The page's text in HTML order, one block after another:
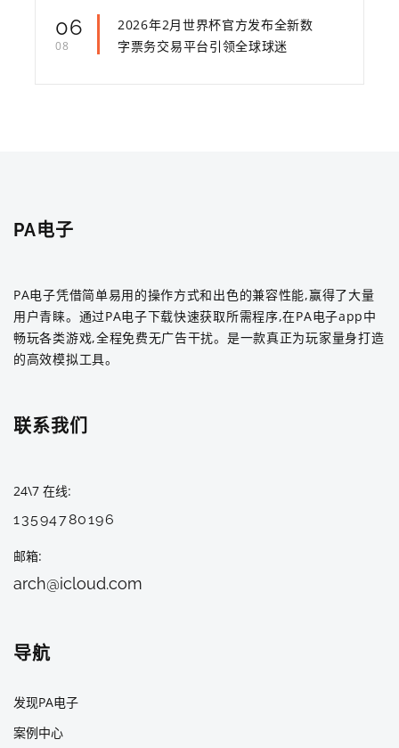
06
08
2026年2月世界杯官方发布全新数
字票务交易平台引领全球球迷
PA电子
PA电子凭借简单易用的操作方式和出色的兼容性能,赢得了大量
用户青睐。通过PA电子下载快速获取所需程序,在PA电子app中
畅玩各类游戏,全程免费无广告干扰。是一款真正为玩家量身打造
的高效模拟工具。
联系我们
24\7 在线
13594780196
邮箱
arch@icloud.com
导航
发现PA电子
案例中心